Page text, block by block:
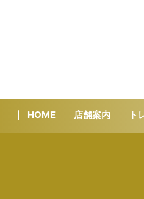
HOME 店舗案内 ト